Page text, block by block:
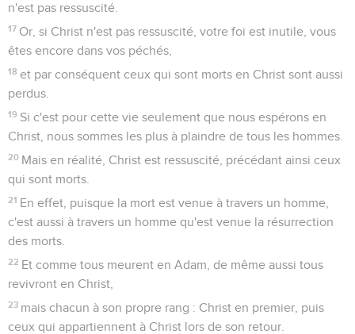
n'est pas ressuscité.
17 Or, si Christ n'est pas ressuscité, votre foi est inutile, vous
êtes encore dans vos péchés,
18 et par conséquent ceux qui sont morts en Christ sont aussi
perdus.
19 Si c'est pour cette vie seulement que nous espérons en
Christ, nous sommes les plus à plaindre de tous les hommes.
20 Mais en réalité, Christ est ressuscité, précédant ainsi ceux
qui sont morts.
21 En effet, puisque la mort est venue à travers un homme,
c'est aussi à travers un homme qu'est venue la résurrection
des morts.
22 Et comme tous meurent en Adam, de même aussi tous
revivront en Christ,
23 mais chacun à son propre rang : Christ en premier, puis
ceux qui appartiennent à Christ lors de son retour.